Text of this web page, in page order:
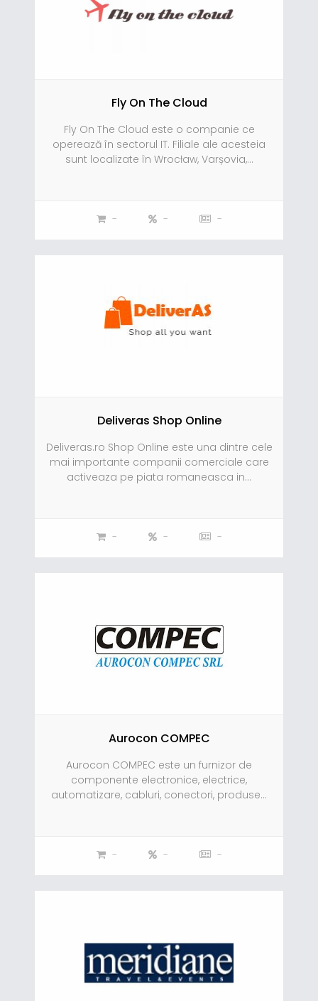
Fly On The Cloud
Fly On The Cloud este o companie ce
operează în sectorul IT. Filiale ale acesteia
sunt localizate în Wrocław, Varșovia,...
- - -
Deliveras Shop Online
Deliveras.ro Shop Online este una dintre cele
mai importante companii comerciale care
activeaza pe piata romaneasca in...
- - -
Aurocon COMPEC
Aurocon COMPEC este un furnizor de
componente electronice, electrice,
automatizare, cabluri, conectori, produse...
- - -